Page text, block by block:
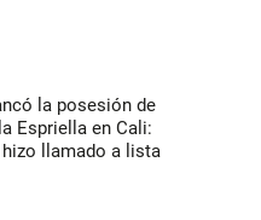
la posesión de
Espriella en Cali:
llamado a lista